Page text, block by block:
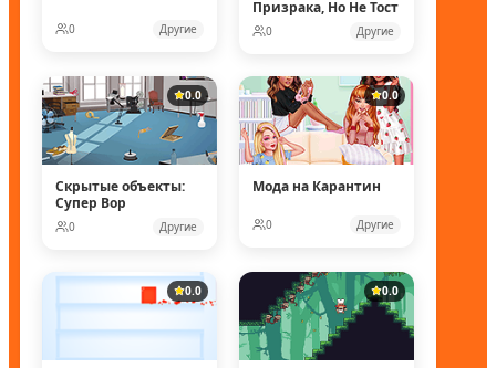
0 Другие
Призрака, Но Не Тост
0 Другие
0.0
Скрытые объекты:
Супер Вор
0 Другие
0.0
Мода на Карантин
0 Другие
0.0 0.0